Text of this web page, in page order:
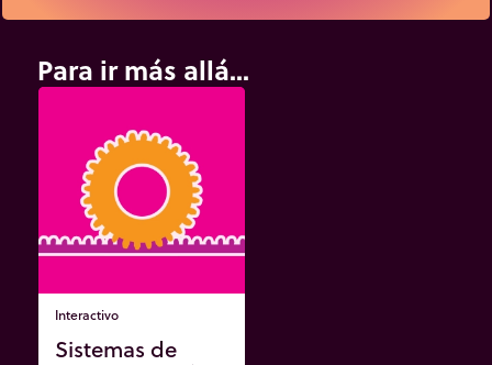
Para ir más allá...
Interactivo
Sistemas de